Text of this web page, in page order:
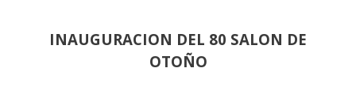
INAUGURACION DEL 80 SALON DE
OTOÑO